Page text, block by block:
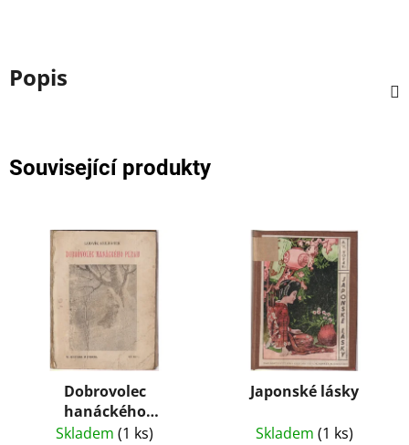
Popis
Související produkty
Dobrovolec
hanáckého
pluku+Martin
Skladem (1 ks)
Japonské lásky
Skladem (1 ks)